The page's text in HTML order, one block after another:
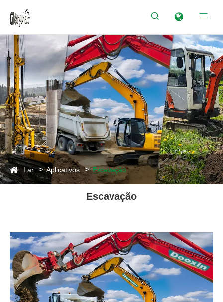
 
Lar Aplicativos Escavação
Escavação